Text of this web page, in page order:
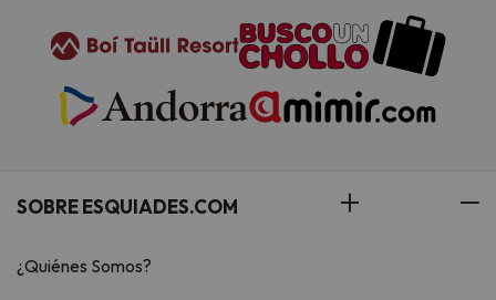
SOBRE ESQUIADES.COM
¿Quiénes Somos?